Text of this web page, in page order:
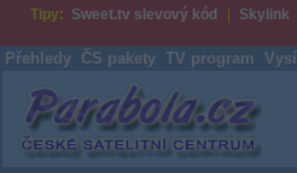
Tipy: Sweet.tv slevový kód Skylink
Přehledy ČS pakety TV program
Parabola.cz